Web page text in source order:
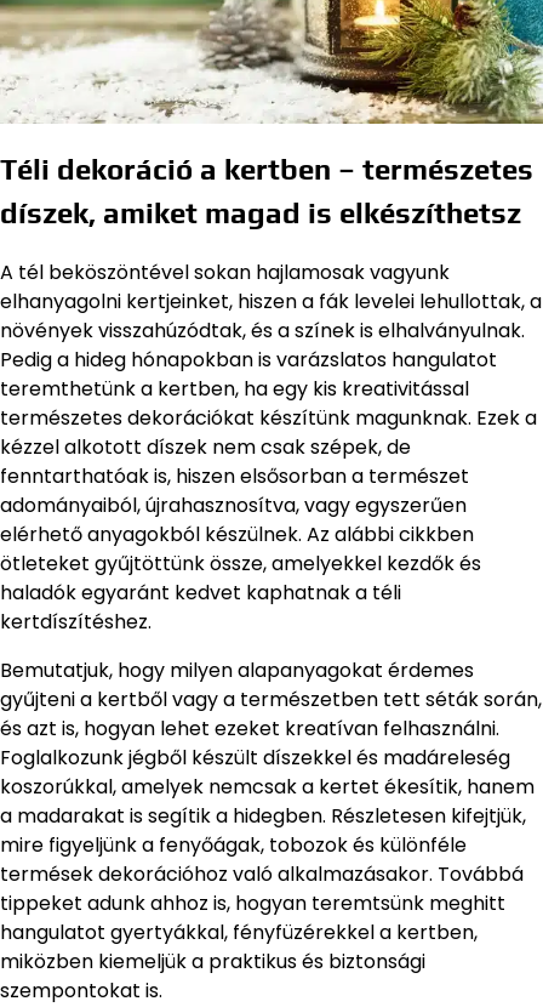
Téli dekoráció a kertben – természetes
díszek, amiket magad is elkészíthetsz
A tél beköszöntével sokan hajlamosak vagyunk
elhanyagolni kertjeinket, hiszen a fák levelei lehullottak, a
növények visszahúzódtak, és a színek is elhalványulnak.
Pedig a hideg hónapokban is varázslatos hangulatot
teremthetünk a kertben, ha egy kis kreativitással
természetes dekorációkat készítünk magunknak. Ezek a
kézzel alkotott díszek nem csak szépek, de
fenntarthatóak is, hiszen elsősorban a természet
adományaiból, újrahasznosítva, vagy egyszerűen
elérhető anyagokból készülnek. Az alábbi cikkben
ötleteket gyűjtöttünk össze, amelyekkel kezdők és
haladók egyaránt kedvet kaphatnak a téli
kertdíszítéshez.
Bemutatjuk, hogy milyen alapanyagokat érdemes
gyűjteni a kertből vagy a természetben tett séták során,
és azt is, hogyan lehet ezeket kreatívan felhasználni.
Foglalkozunk jégből készült díszekkel és madáreleség
koszorúkkal, amelyek nemcsak a kertet ékesítik, hanem
a madarakat is segítik a hidegben. Részletesen kifejtjük,
mire figyeljünk a fenyőágak, tobozok és különféle
termések dekorációhoz való alkalmazásakor. Továbbá
tippeket adunk ahhoz is, hogyan teremtsünk meghitt
hangulatot gyertyákkal, fényfüzérekkel a kertben,
miközben kiemeljük a praktikus és biztonsági
szempontokat is.